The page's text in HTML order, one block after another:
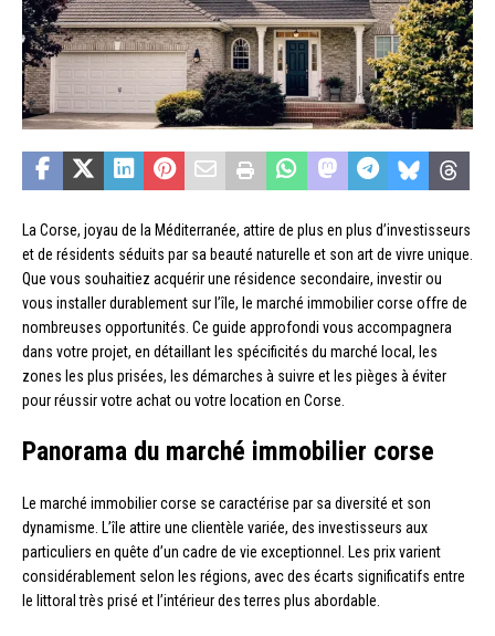
La Corse, joyau de la Méditerranée, attire de plus en plus d’investisseurs
et de résidents séduits par sa beauté naturelle et son art de vivre unique.
Que vous souhaitiez acquérir une résidence secondaire, investir ou
vous installer durablement sur l’île, le marché immobilier corse offre de
nombreuses opportunités. Ce guide approfondi vous accompagnera
dans votre projet, en détaillant les spécificités du marché local, les
zones les plus prisées, les démarches à suivre et les pièges à éviter
pour réussir votre achat ou votre location en Corse.
Panorama du marché immobilier corse
Le marché immobilier corse se caractérise par sa diversité et son
dynamisme. L’île attire une clientèle variée, des investisseurs aux
particuliers en quête d’un cadre de vie exceptionnel. Les prix varient
considérablement selon les régions, avec des écarts significatifs entre
le littoral très prisé et l’intérieur des terres plus abordable.